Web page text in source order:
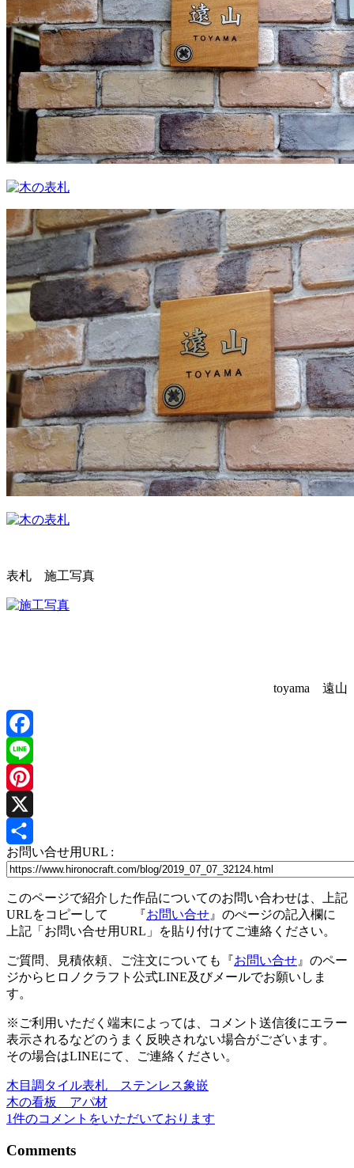
表札 施工写真
toyama 遠山
Facebook
Line
Pinterest
X
共
お問い合せ用URL :
このページで紹介した作品についてのお問い合わせは、上記
URLをコピーして 『お問い合せ 』のぺージの記入欄に
上記「お問い合せ用URL」を貼り付けてご連絡ください。
ご質問、見積依頼、ご注文についても『お問い合せ 』のペー
ジからヒロノクラフト公式LINE及びメールでお願いしま
す。
※ご利用いただく端末によっては、コメント送信後にエラー
表示されるなどのうまく反映されない場合がございます。
その場合はLINEにて、ご連絡ください。
投
稿
ナ
木目調タイル表札 ステンレス象嵌
木の看板 アパ材
1件のコメントをいただいております
Comments